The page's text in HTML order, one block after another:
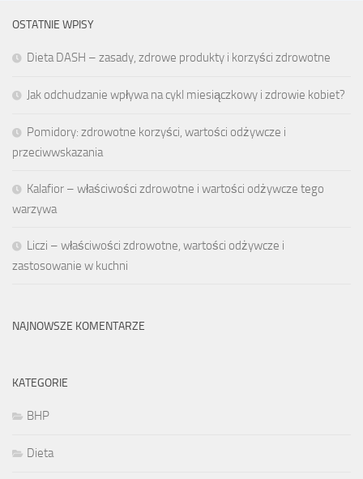
OSTATNIE WPISY
Dieta DASH – zasady, zdrowe produkty i korzyści zdrowotne
Jak odchudzanie wpływa na cykl miesiączkowy i zdrowie kobiet?
Pomidory: zdrowotne korzyści, wartości odżywcze i
przeciwwskazania
Kalafior – właściwości zdrowotne i wartości odżywcze tego
warzywa
Liczi – właściwości zdrowotne, wartości odżywcze i
zastosowanie w kuchni
NAJNOWSZE KOMENTARZE
KATEGORIE
BHP
Dieta